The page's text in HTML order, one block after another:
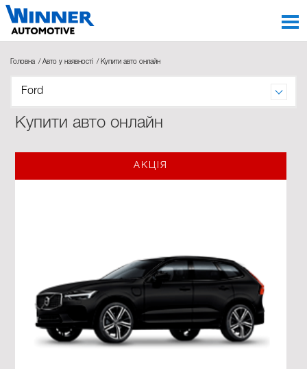
Головна Авто у наявності Купити авто онлайн
Ford
Купити авто онлайн